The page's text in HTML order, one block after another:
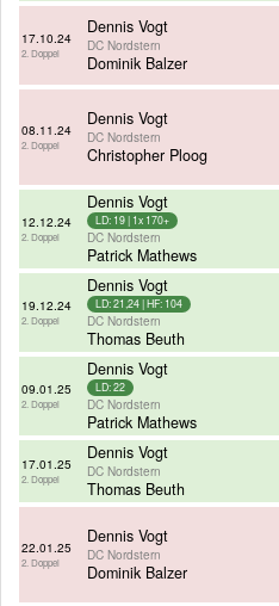
17.10.24
2. Doppel
Dennis Vogt
DC Nordstern
Dominik Balzer
08.11.24
2. Doppel
Dennis Vogt
DC Nordstern
Christopher Ploog
12.12.24
2. Doppel
Dennis Vogt
LD: 19 | 1x 170+
DC Nordstern
Patrick Mathews
19.12.24
2. Doppel
Dennis Vogt
LD: 21,24 | HF: 104
DC Nordstern
Thomas Beuth
09.01.25
2. Doppel
Dennis Vogt
LD: 22
DC Nordstern
Patrick Mathews
17.01.25
2. Doppel
Dennis Vogt
DC Nordstern
Thomas Beuth
22.01.25
2. Doppel
Dennis Vogt
DC Nordstern
Dominik Balzer